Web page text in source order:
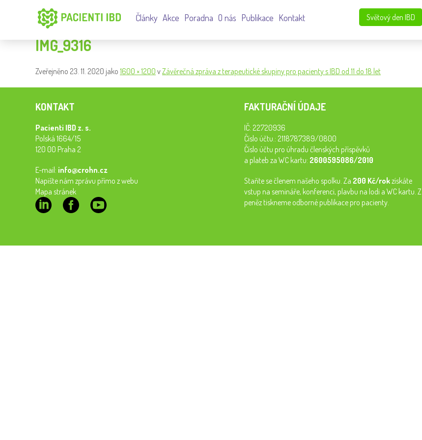
Světový den IBD
Články Akce Poradna O nás Publikace Kontakt
IMG_9316
Zveřejněno 23. 11. 2020 jako 1600 × 1200 vZávěrečná zpráva z terapeutické skupiny pro pacienty s IBD od 11 do 18 let
KONTAKT
Pacienti IBD z. s.
Polská 1664/15
120 00 Praha 2
E-mail: info@crohn.cz
Napište nám zprávu přímo z webu
Mapa stránek
FAKTURAČNÍ ÚDAJE
IČ: 22720936
Číslo účtu.: 2118787389/0800
Číslo účtu pro úhradu členských příspěvků
a plateb za WC kartu: 2600595086/2010
Staňte se členem našeho spolku. Za 200 Kč/rokzískáte
vstup na semináře, konferenci, plavbu na lodi a WC kartu. Z
peněz tiskneme odborné publikace pro pacienty.